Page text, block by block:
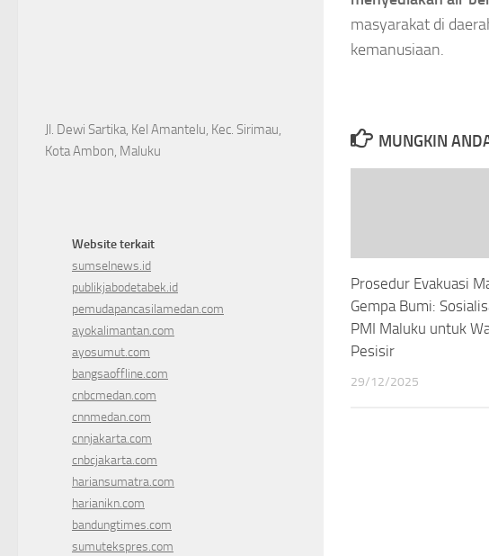
masyarakat di
kemanusiaan.
MUNGKIN
Prosedur Evakuasi
Gempa Bumi:
PMI Maluku untuk
Pesisir
29/12/2025
Jl. Dewi Sartika, Kel Amantelu, Kec. Sirimau,
Kota Ambon, Maluku
Website terkait
sumselnews.id
publikjabodetabek.id
pemudapancasilamedan.com
ayokalimantan.com
ayosumut.com
bangsaoffline.com
cnbcmedan.com
cnnmedan.com
cnnjakarta.com
cnbcjakarta.com
hariansumatra.com
harianikn.com
bandungtimes.com
sumutekspres.com